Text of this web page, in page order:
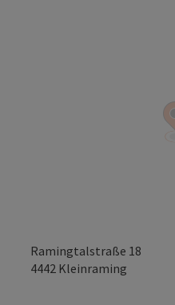
Ramingtalstraße 18
4442 Kleinraming